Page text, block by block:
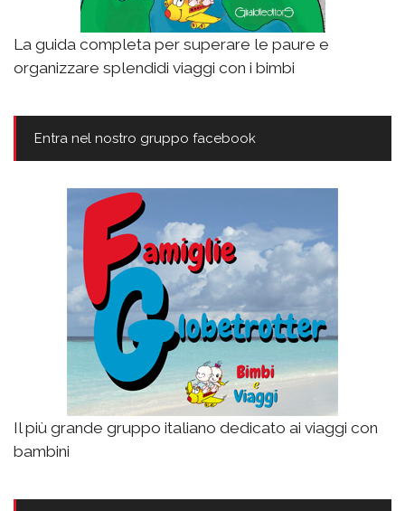
La guida completa per superare le paure e
organizzare splendidi viaggi con i bimbi
Entra nel nostro gruppo facebook
Il più grande gruppo italiano dedicato ai viaggi con
bambini